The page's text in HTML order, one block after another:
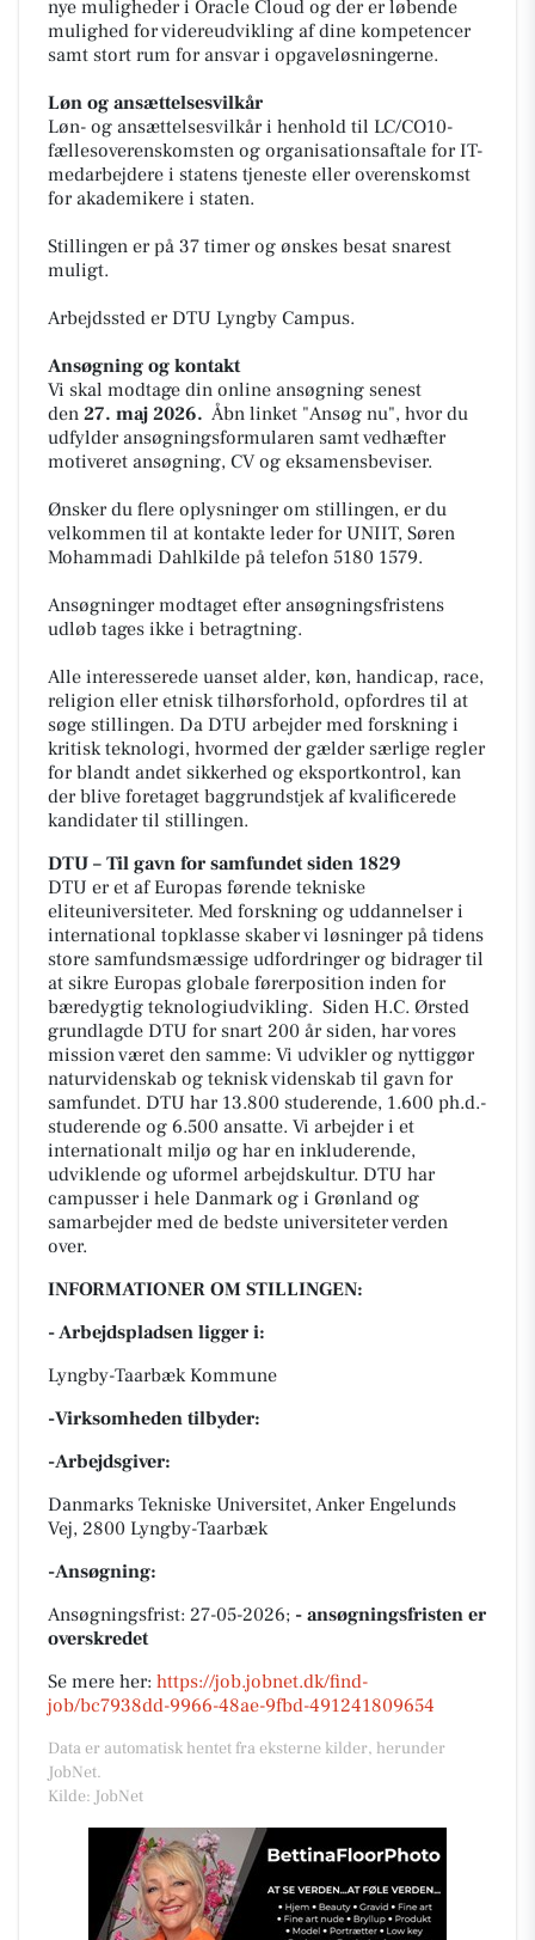
nye muligheder i Oracle Cloud og der er løbende
mulighed for videreudvikling af dine kompetencer
samt stort rum for ansvar i opgaveløsningerne.
Løn og ansættelsesvilkår
Løn- og ansættelsesvilkår i henhold til LC/CO10-
fællesoverenskomsten og organisationsaftale for IT-
medarbejdere i statens tjeneste eller overenskomst
for akademikere i staten.
Stillingen er på 37 timer og ønskes besat snarest
muligt.
Arbejdssted er DTU Lyngby Campus.
Ansøgning og kontakt
Vi skal modtage din online ansøgning senest
den 27. maj 2026. Åbn linket "Ansøg nu", hvor du
udfylder ansøgningsformularen samt vedhæfter
motiveret ansøgning, CV og eksamensbeviser.
Ønsker du flere oplysninger om stillingen, er du
velkommen til at kontakte leder for UNIIT, Søren
Mohammadi Dahlkilde på telefon 5180 1579.
Ansøgninger modtaget efter ansøgningsfristens
udløb tages ikke i betragtning.
Alle interesserede uanset alder, køn, handicap, race,
religion eller etnisk tilhørsforhold, opfordres til at
søge stillingen. Da DTU arbejder med forskning i
kritisk teknologi, hvormed der gælder særlige regler
for blandt andet sikkerhed og eksportkontrol, kan
der blive foretaget baggrundstjek af kvalificerede
kandidater til stillingen.
DTU – Til gavn for samfundet siden 1829
DTU er et af Europas førende tekniske
eliteuniversiteter. Med forskning og uddannelser i
international topklasse skaber vi løsninger på tidens
store samfundsmæssige udfordringer og bidrager til
at sikre Europas globale førerposition inden for
bæredygtig teknologiudvikling. Siden H.C. Ørsted
grundlagde DTU for snart 200 år siden, har vores
mission været den samme: Vi udvikler og nyttiggør
naturvidenskab og teknisk videnskab til gavn for
samfundet. DTU har 13.800 studerende, 1.600 ph.d.-
studerende og 6.500 ansatte. Vi arbejder i et
internationalt miljø og har en inkluderende,
udviklende og uformel arbejdskultur. DTU har
campusser i hele Danmark og i Grønland og
samarbejder med de bedste universiteter verden
over.
INFORMATIONER OM STILLINGEN:
- Arbejdspladsen ligger i:
Lyngby-Taarbæk Kommune
-Virksomheden tilbyder:
-Arbejdsgiver:
Danmarks Tekniske Universitet, Anker Engelunds
Vej, 2800 Lyngby-Taarbæk
-Ansøgning:
Ansøgningsfrist: 27-05-2026; - ansøgningsfristen er
overskredet
Se mere her: https://job.jobnet.dk/find-
job/bc7938dd-9966-48ae-9fbd-491241809654
Data er automatisk hentet fra eksterne kilder, herunder
JobNet.
Kilde: JobNet